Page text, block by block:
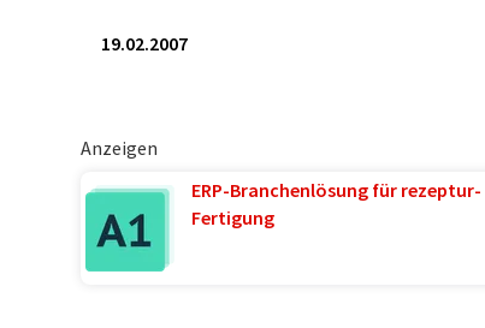
19.02.2007
Anzeigen
ERP-Branchenlösung für
Fertigung